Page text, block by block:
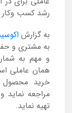
رشد کسب
به گزارش
به مشتری و
و مهم به
همان عاملی
خرید محصول
مراجعه نماید
تهیه نماید.